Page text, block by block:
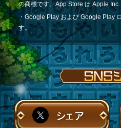
の商標です。App Store は Apple
・Google Play および Google Play
す。
シェア